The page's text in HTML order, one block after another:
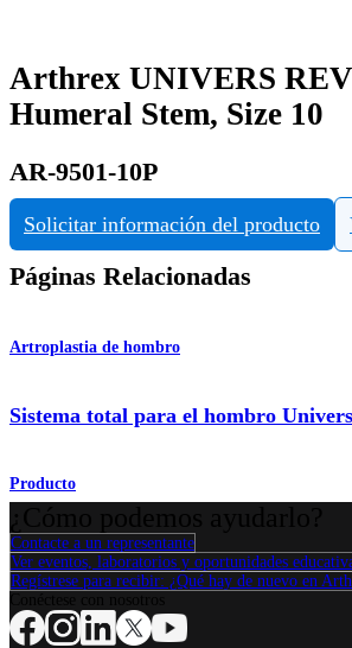
Arthrex UNIVERS
Humeral Stem, Size 10
AR-9501-10P
Solicitar información del producto
Páginas Relacionadas
Artroplastia de hombro
Sistema total para el hombro
Producto
Contacte a un representante
Ver eventos, laboratorios y oportunidades
Regístrese para recibir: ¿Qué hay de nuevo en